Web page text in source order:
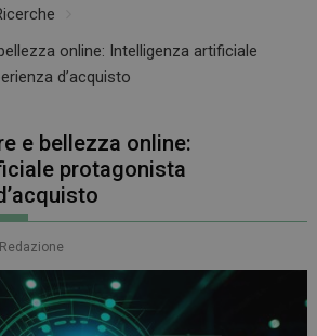
online: Intelligenza artificiale
d’acquisto
e bellezza online:
protagonista
Redazione